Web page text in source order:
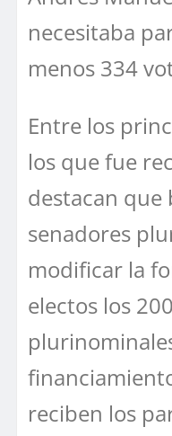
necesitaba
menos 334
Entre los
los que fue
destacan que
senadores
modificar la
electos los
reciben los